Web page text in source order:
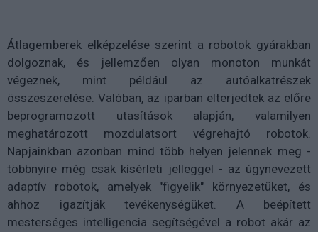
Átlagemberek elképzelése szerint a robotok gyárakban
dolgoznak, és jellemzően olyan monoton munkát
végeznek, mint például az autóalkatrészek
összeszerelése. Valóban, az iparban elterjedtek az előre
beprogramozott utasítások alapján, valamilyen
meghatározott mozdulatsort végrehajtó robotok.
Napjainkban azonban mind több helyen jelennek meg -
többnyire még csak kísérleti jelleggel - az úgynevezett
adaptív robotok, amelyek "figyelik" környezetüket, és
ahhoz igazítják tevékenységüket. A beépített
mesterséges intelligencia segítségével a robot akár az